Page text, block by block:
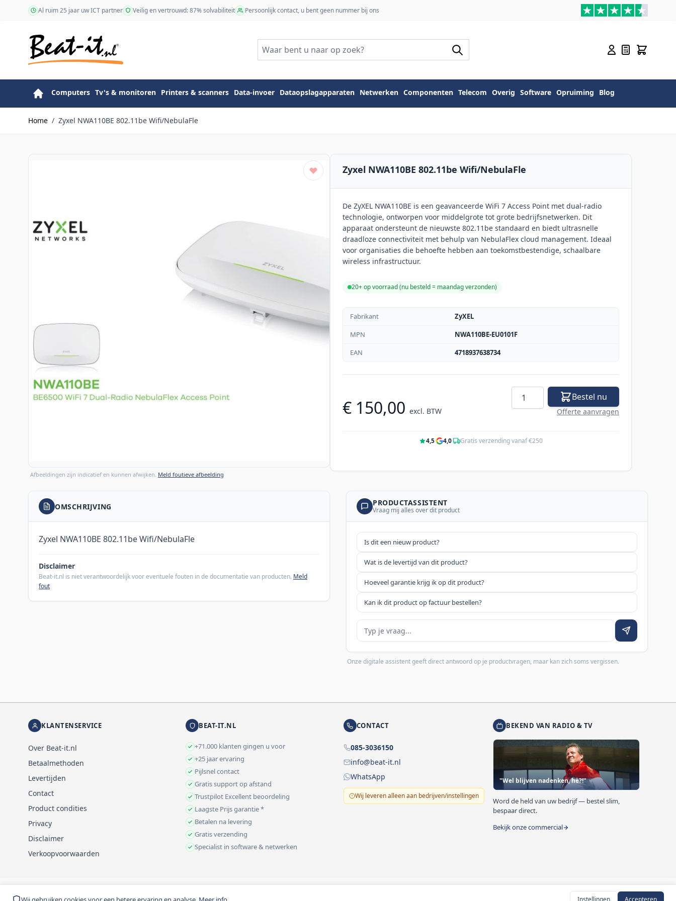
Instellingen Accepteren
Ga naar de inhoudAl ruim 25 jaar uw ICT partner Veilig en vertrouwd: 87% solvabiliteit Persoonlijk contact, u bent geen nummer bij ons
Computers Tv's & monitoren Printers & scanners Data-invoer Dataopslagapparaten Netwerken Componenten Telecom Overig Software Opruiming Blog
Home / Zyxel NWA110BE 802.11be Wifi/NebulaFle
Afbeeldingen zijn indicatief en kunnen afwijken. Meld foutieve afbeelding
Zyxel NWA110BE 802.11be Wifi/NebulaFle
De ZyXEL NWA110BE is een geavanceerde WiFi 7 Access Point met dual-radio
technologie, ontworpen voor middelgrote tot grote bedrijfsnetwerken. Dit
apparaat ondersteunt de nieuwste 802.11be standaard en biedt ultrasnelle
draadloze connectiviteit met behulp van NebulaFlex cloud management. Ideaal
voor organisaties die behoefte hebben aan toekomstbestendige, schaalbare
wireless infrastructuur.
20+ op voorraad (nu besteld = maandag verzonden)
Fabrikant
ZyXEL
MPN
NWA110BE-EU0101F
EAN
4718937638734
€ 150,00 excl. BTW
Aantal Bestel nu
Offerte aanvragen
4,5· 4,0· Gratis verzending vanaf €250
OMSCHRIJVING
Zyxel NWA110BE 802.11be Wifi/NebulaFle
Disclaimer
Beat-it.nl is niet verantwoordelijk voor eventuele fouten in de documentatie van producten. Meld
fout
PRODUCTASSISTENT
Vraag mij alles over dit product
Is dit een nieuw product?
Wat is de levertijd van dit product?
Hoeveel garantie krijg ik op dit product?
Kan ik dit product op factuur bestellen?
Je vraag
Onze digitale assistent geeft direct antwoord op je productvragen, maar kan zich soms vergissen.
KLANTENSERVICE
Over Beat-it.nl
Betaalmethoden
Levertijden
Contact
Product condities
Privacy
Disclaimer
Verkoopvoorwaarden
BEAT-IT.NL
+71.000 klanten gingen u voor
+25 jaar ervaring
Pijlsnel contact
Gratis support op afstand
Trustpilot Excellent beoordeling
Laagste Prijs garantie *
Betalen na levering
Gratis verzending
Specialist in software & netwerken
CONTACT
085-3036150
info@beat-it.nl
WhatsApp
Wij leveren alleen aan bedrijven/instellingen
BEKEND VAN RADIO & TV
"Wel blijven nadenken, hè?!"
Word de held van uw bedrijf — bestel slim,
bespaar direct.
Bekijk onze commercial
© 1999-2026 Beat-it.nl. Vermelde prijzen zijn excl. BTW tenzij anders vermeld.